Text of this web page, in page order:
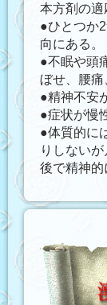
本方剤の適
●ひとつか
向にある。
●不眠や頭
ぼせ、腰痛
●精神不安
●症状が慢
●体質的に
りしない
後で精神的